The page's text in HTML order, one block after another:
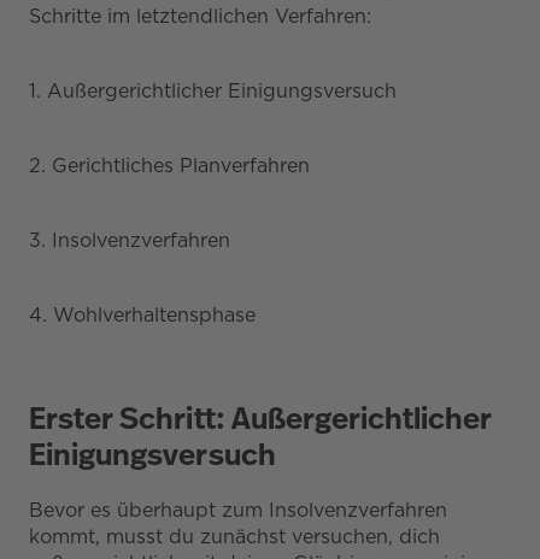
Schritte im letztendlichen Verfahren:
1. Außergerichtlicher Einigungsversuch
2. Gerichtliches Planverfahren
3. Insolvenzverfahren
4. Wohlverhaltensphase
Erster Schritt: Außergerichtlicher
Einigungsversuch
Bevor es überhaupt zum Insolvenzverfahren
kommt, musst du zunächst versuchen, dich